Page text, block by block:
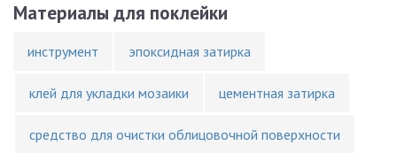
Материалы для поклейки
инструмент эпоксидная затирка
клей для укладки мозаики цементная затирка
средство для очистки облицовочной поверхности